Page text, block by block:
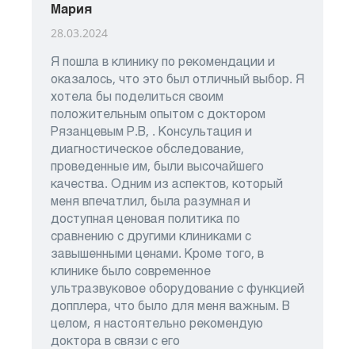
Мария
28.03.2024
Я пошла в клинику по рекомендации и
оказалось, что это был отличный выбор. Я
хотела бы поделиться своим
положительным опытом с доктором
Рязанцевым Р.В, . Консультация и
диагностическое обследование,
проведенные им, были высочайшего
качества. Одним из аспектов, который
меня впечатлил, была разумная и
доступная ценовая политика по
сравнению с другими клиниками с
завышенными ценами. Кроме того, в
клинике было современное
ультразвуковое оборудование с функцией
допплера, что было для меня важным. В
целом, я настоятельно рекомендую
доктора в связи с его